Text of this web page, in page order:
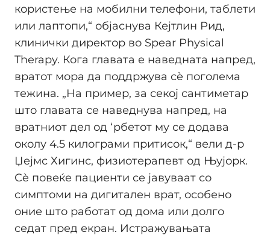
користење на мобилни телефони, таблети
или лаптопи,“ објаснува Кејтлин Рид,
клинички директор во Spear Physical
Therapy. Кога главата е наведната напред,
вратот мора да поддржува сè поголема
тежина. „На пример, за секој сантиметар
што главата се наведнува напред, на
вратниот дел од ‘рбетот му се додава
околу 4.5 килограми притисок,“ вели д-р
Џејмс Хигинс, физиотерапевт од Њујорк.
Сè повеќе пациенти се јавуваат со
симптоми на дигитален врат, особено
оние што работат од дома или долго
седат пред екран. Истражувањата